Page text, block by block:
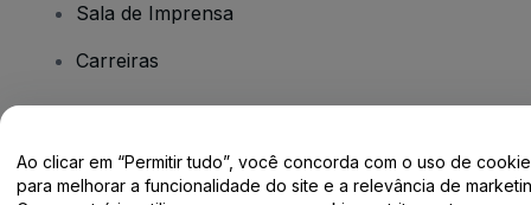
Sala de Imprensa
Carreiras
Ao clicar em “Permitir tudo”, você concorda com o uso de
para melhorar a funcionalidade do site e a relevância de